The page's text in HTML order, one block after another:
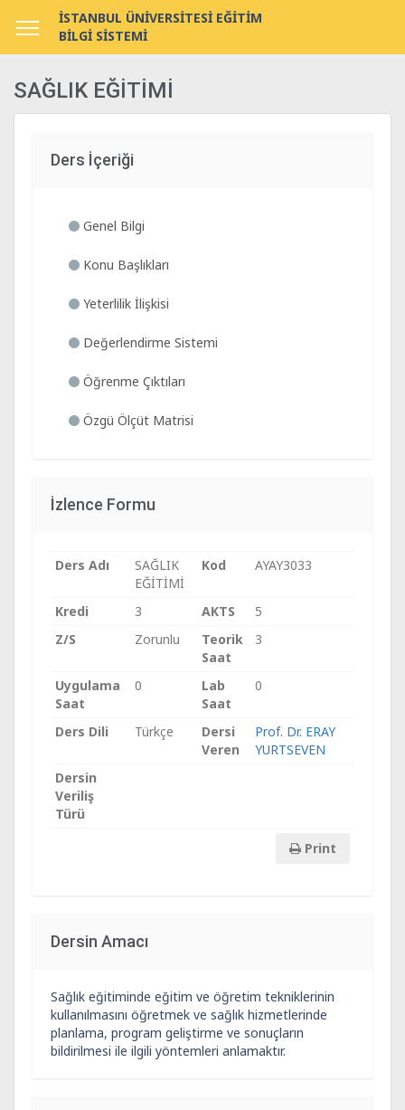
İSTANBUL ÜNİVERSİTESİ EĞİTİM
BİLGİ SİSTEMİ
SAĞLIK EĞİTİMİ
Ders İçeriği
Genel Bilgi
Konu Başlıkları
Yeterlilik İlişkisi
Değerlendirme Sistemi
Öğrenme Çıktıları
Özgü Ölçüt Matrisi
İzlence Formu
Ders Adı
SAĞLIK
EĞİTİMİ
Kod AYAY3033
Kredi 3 AKTS
5
Z/S
Zorunlu
Teorik
Saat
3
Uygulama
Saat
0
Lab
Saat
0
Ders Dili Türkçe
Dersi
Veren
Prof. Dr. ERAY
YURTSEVEN
Dersin
Veriliş
Türü
Print
Dersin Amacı
Sağlık eğitiminde eğitim ve öğretim tekniklerinin
kullanılmasını öğretmek ve sağlık hizmetlerinde
planlama, program geliştirme ve sonuçların
bildirilmesi ile ilgili yöntemleri anlamaktır.